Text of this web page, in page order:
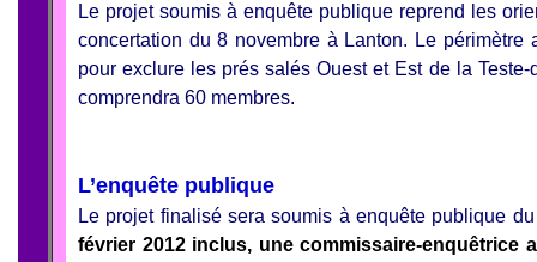
Le projet soumis à enquête publique reprend les
concertation du 8 novembre à Lanton. Le périmètre
pour exclure les prés salés Ouest et Est de la
comprendra 60 membres.
L’enquête publique
Le projet finalisé sera soumis à enquête publique
février 2012 inclus, une commissaire-enquêtrice